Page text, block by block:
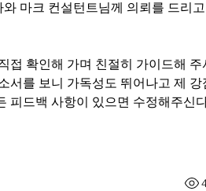
마크 컨설턴트님께 의뢰를 드리
서를 보니 가독성도 뛰어나고 제 강
피드백 사항이 있으면 수정해주신